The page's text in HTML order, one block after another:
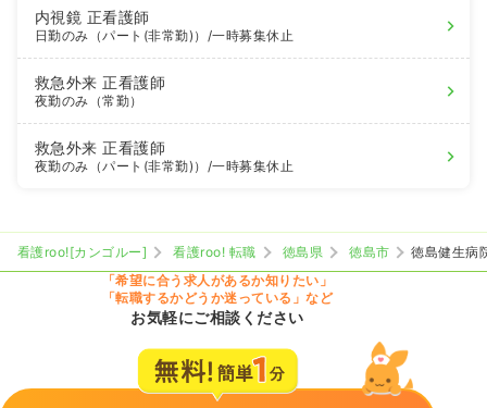
内視鏡 正看護師
日勤のみ（パート(非常勤)） /一時募集休止
救急外来正看護師
夜勤のみ（常勤）
救急外来正看護師
夜勤のみ（パート(非常勤)） /一時募集休止
看護roo![カンゴルー] 看護roo! 転職 徳島県 徳島市
徳島健生病
「希望に合う求人があるか知りたい」
「転職するかどうか迷っている」など
お気軽にご相談ください